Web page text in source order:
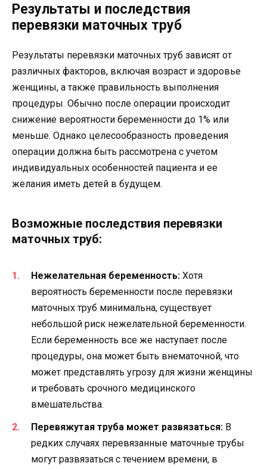
Результаты и последствия
перевязки маточных труб
Результаты перевязки маточных труб зависят от
различных факторов, включая возраст и здоровье
женщины, а также правильность выполнения
процедуры. Обычно после операции происходит
снижение вероятности беременности до 1% или
меньше. Однако целесообразность проведения
операции должна быть рассмотрена с учетом
индивидуальных особенностей пациента и ее
желания иметь детей в будущем.
Возможные последствия перевязки
маточных труб:
Нежелательная беременность: Хотя
вероятность беременности после перевязки
маточных труб минимальна, существует
небольшой риск нежелательной беременности.
Если беременность все же наступает после
процедуры, она может быть внематочной, что
может представлять угрозу для жизни женщины
и требовать срочного медицинского
вмешательства.
Перевяжутая труба может развязаться: В
редких случаях перевязанные маточные трубы
могут развязаться с течением времени, в